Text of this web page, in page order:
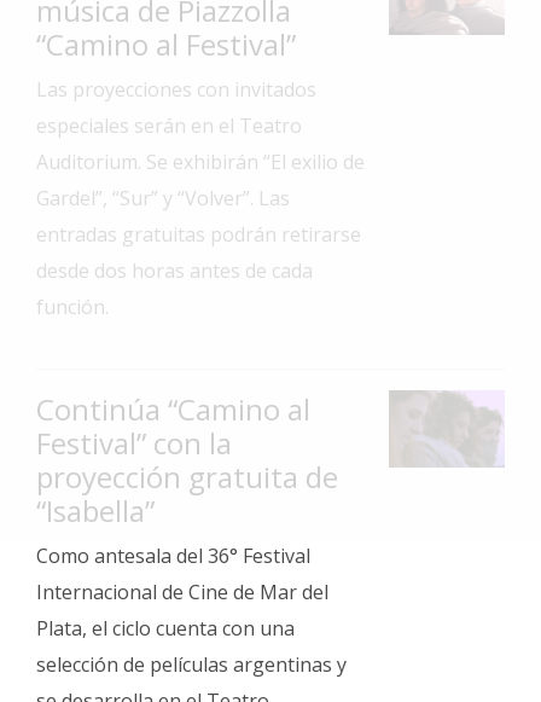
Interés
General
La
Ciudad
Deportes
y
Espectáculos
Policiales
Fotos
de
Familia
Clasificados
Fúnebres
música de Piazzolla
“Camino al Festival”
Las proyecciones con invitados
especiales serán en el Teatro
Auditorium. Se exhibirán “El exilio de
Gardel”, “Sur” y “Volver”. Las
entradas gratuitas podrán retirarse
desde dos horas antes de cada
función.
Continúa “Camino al
Festival” con la
proyección gratuita de
“Isabella”
Como antesala del 36° Festival
Internacional de Cine de Mar del
Plata, el ciclo cuenta con una
selección de películas argentinas y